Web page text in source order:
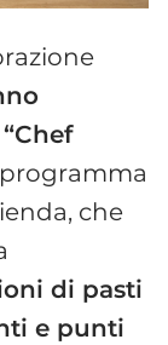
che
di pasti
e punti